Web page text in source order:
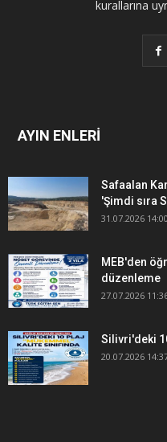
kurallarına
AYIN ENLERİ
Safaalan
'Şimdi sıra
31.07.2026
MEB'den
düzenleme
27.07.2026
Silivri'deki
20.07.2026